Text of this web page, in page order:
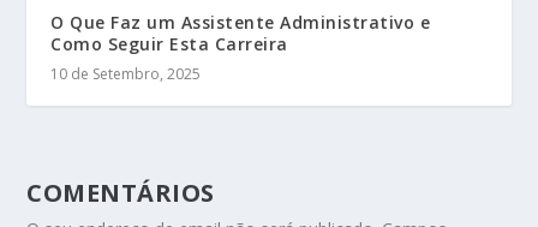
O Que Faz um Assistente Administrativo e
Como Seguir Esta Carreira
10 de Setembro, 2025
COMENTÁRIOS